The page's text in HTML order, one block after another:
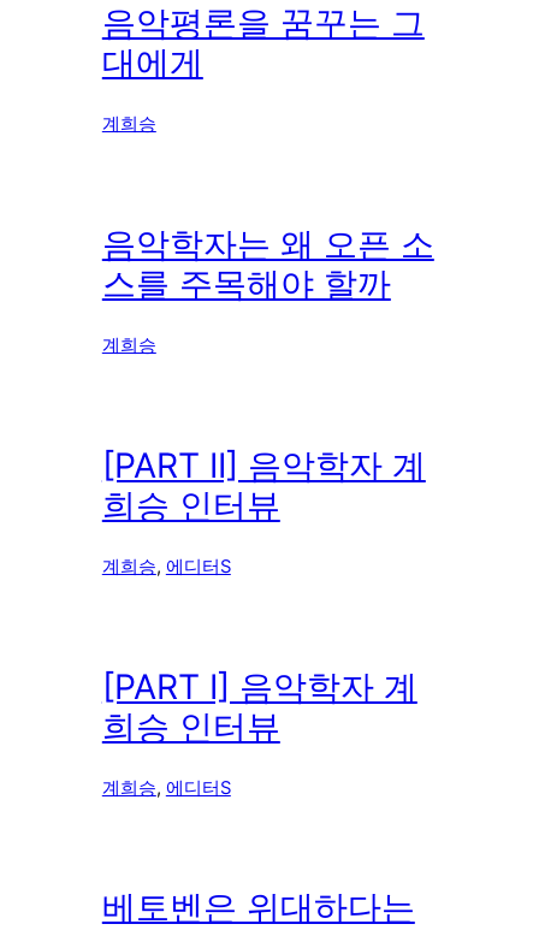
음악평론을 꿈꾸는 그
대에게
계희승
음악학자는 왜 오픈 소
스를 주목해야 할까
계희승
[PART II] 음악학자 계
희승 인터뷰
계희승, 에디터S
[PART I] 음악학자 계
희승 인터뷰
계희승, 에디터S
베토벤은 위대하다는